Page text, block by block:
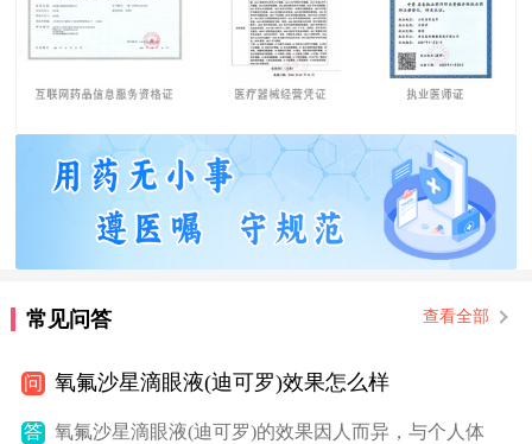
常见问答 查看全部
问 氧氟沙星滴眼液(迪可罗)效果怎么样
答 氧氟沙星滴眼液(迪可罗)的效果因人而异，与个人体